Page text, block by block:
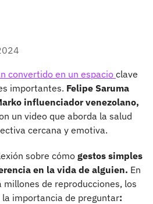
convertido en un espacio clave
importantes. Felipe Saruma
influenciador venezolano,
un video que aborda la salud
cercana y emotiva.
sobre cómo gestos simples
en la vida de alguien. En
millones de reproducciones, los
importancia de preguntar: